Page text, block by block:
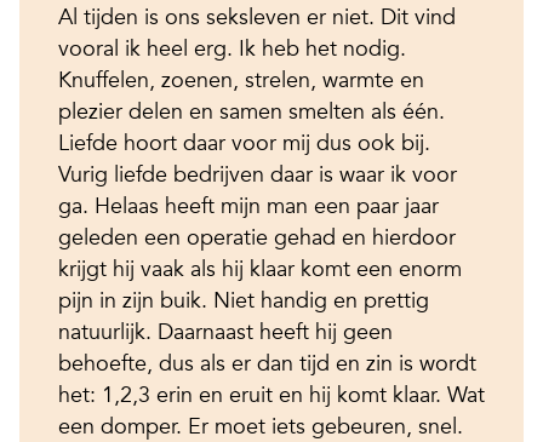
Al tijden is ons seksleven er niet. Dit vind
vooral ik heel erg. Ik heb het nodig.
Knuffelen, zoenen, strelen, warmte en
plezier delen en samen smelten als één.
Liefde hoort daar voor mij dus ook bij.
Vurig liefde bedrijven daar is waar ik voor
ga. Helaas heeft mijn man een paar jaar
geleden een operatie gehad en hierdoor
krijgt hij vaak als hij klaar komt een enorm
pijn in zijn buik. Niet handig en prettig
natuurlijk. Daarnaast heeft hij geen
behoefte, dus als er dan tijd en zin is wordt
het: 1,2,3 erin en eruit en hij komt klaar. Wat
een domper. Er moet iets gebeuren, snel.